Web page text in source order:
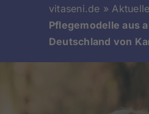
Ratgeber
Pflegehilfsmittel
vitaseni.de »
Pflegemodelle aus
Deutschland von